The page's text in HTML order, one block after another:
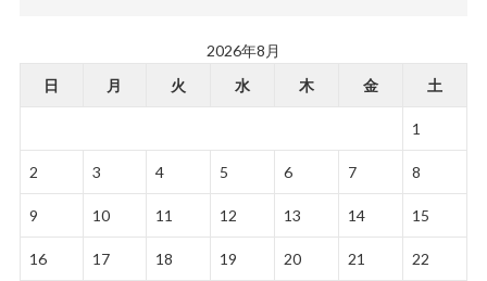
2026年8月
日
月 火 水 木 金 土
1
2 3 4 5 6 7 8
9 10 11 12 13 14 15
16 17 18 19 20 21 22